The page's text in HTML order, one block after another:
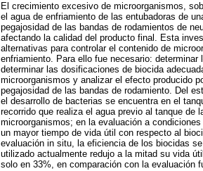
El crecimiento excesivo de microorganismos,
el agua de enfriamiento de las entubadoras de
pegajosidad de las bandas de rodamientos de
afectando la calidad del producto final. Esta
alternativas para controlar el contenido de
enfriamiento. Para ello fue necesario:
determinar las dosificaciones de biocida
microorganismos y analizar el efecto producido
pegajosidad de las bandas de rodamiento. Del
el desarrollo de bacterias se encuentra en el
recorrido que realiza el agua previo al tanque de
microorganismos; en la evaluación a
un mayor tiempo de vida útil con respecto al
evaluación in situ, la eficiencia de los biocidas
utilizado actualmente redujo a la mitad su vida
solo en 33%, en comparación con la evaluación